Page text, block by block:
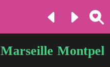
Marseille